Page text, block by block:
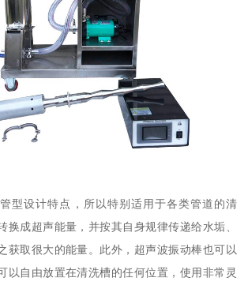
型设计特点，所以特别适用于各类管道的清
换成超声能量，并按其自身规律传递给水垢、
获取很大的能量。此外，超声波振动棒也可以
以自由放置在清洗槽的任何位置，使用非常灵